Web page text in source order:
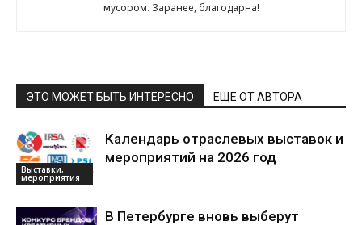
мусором. Заранее, благодарна!
ЭТО МОЖЕТ БЫТЬ ИНТЕРЕСНО ЕЩЕ ОТ АВТОРА
Выставки,
мероприятия
Календарь отраслевых выставок и
мероприятий на 2026 год
В Петербурге вновь выберут